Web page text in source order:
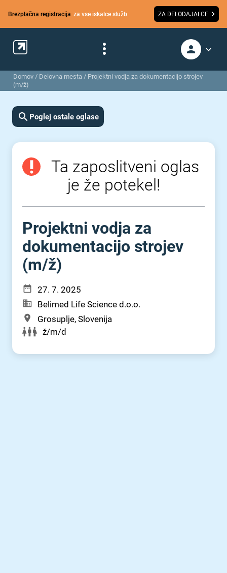
Brezplačna registracija za vse iskalce služb ZA DELODAJALCE
Domov / Delovna mesta / Projektni vodja za dokumentacijo strojev
(m/ž)
Poglej ostale oglase
Ta zaposlitveni oglas
je že potekel!
Projektni vodja za
dokumentacijo strojev
(m⁠/⁠ž)
27. 7. 2025
Belimed Life Science d.o.o.
Grosuplje, Slovenija
ž/m/d